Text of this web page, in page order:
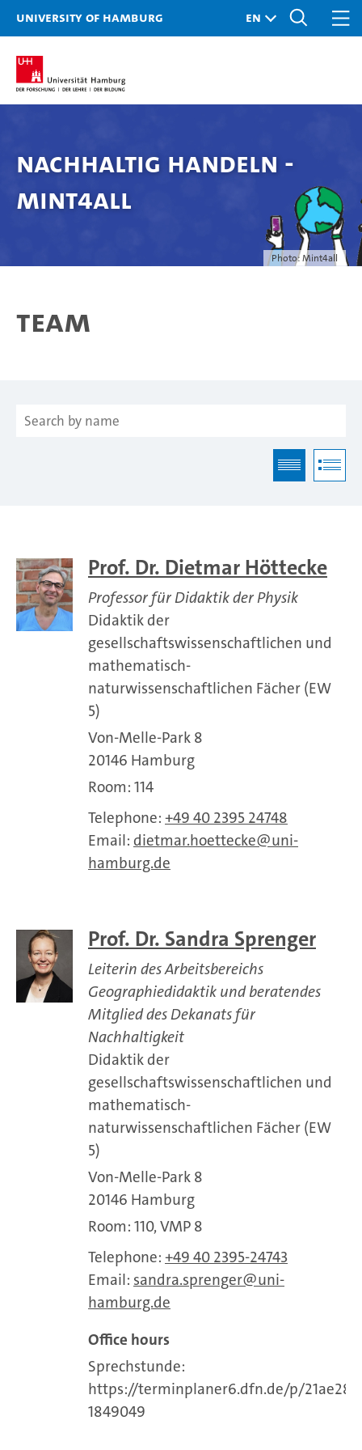
University of Hamburg
Photo: Mint4all
Nachhaltig handeln -
MINT4all
Team
Prof. Dr. Dietmar Höttecke
Professor für Didaktik der Physik
Didaktik der
gesellschaftswissenschaftlichen und
mathematisch-
naturwissenschaftlichen Fächer (EW
5)
Von-Melle-Park 8
20146 Hamburg
Room: 114
Telephone: +49 40 2395 24748
Email: dietmar.hoettecke
uni-
hamburg.de
Prof. Dr. Sandra Sprenger
Leiterin des Arbeitsbereichs
Geographiedidaktik und beratendes
Mitglied des Dekanats für
Nachhaltigkeit
Didaktik der
gesellschaftswissenschaftlichen und
mathematisch-
naturwissenschaftlichen Fächer (EW
5)
Von-Melle-Park 8
20146 Hamburg
Room: 110, VMP 8
Telephone: +49 40 2395-24743
Email: sandra.sprenger
uni-
hamburg.de
Office hours
Sprechstunde:
https://terminplaner6.dfn.de/p/
1849049